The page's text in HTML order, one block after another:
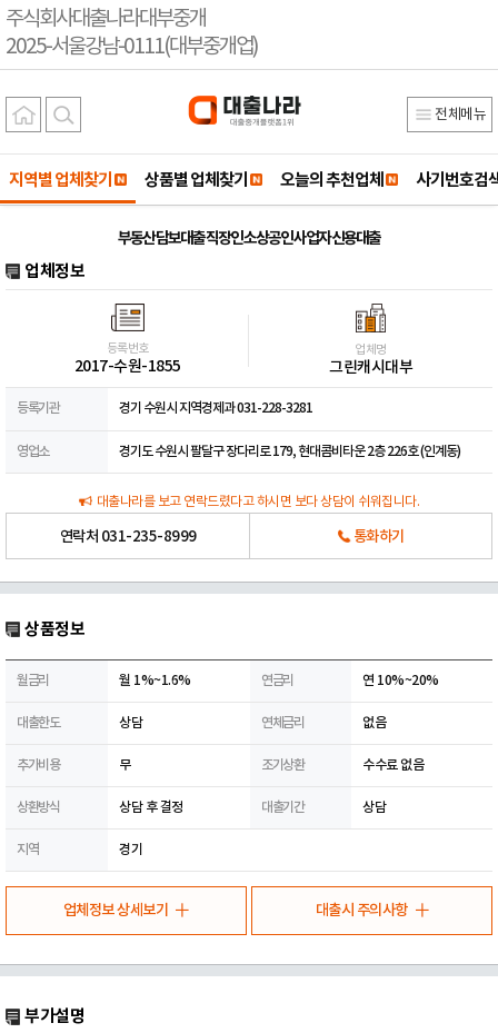
주식회사대출나라대부중개
2025-서울강남-0111(대부중개업)
전체메뉴
지역별 업체찾기 상품별 업체찾기 오늘의 추천업체 사기번호검
부동산 담보대출 직장인 소상공인 사업자 신용대출
업체정보
등록번호
2017-수원-1855
업체명
그린캐시대부
등록기관 경기 수원시 지역경제과 031-228-3281
영업소 경기도 수원시 팔달구 장다리로 179, 현대콤비타운 2층 226호 (인계동)
대출나라를 보고 연락드렸다고 하시면 보다 상담이 쉬워집니다.
연락처 031-235-8999 통화하기
상품정보
월금리 월 1%~1.6% 연금리 연 10%~20%
대출한도 상담 연체금리 없음
추가비용 무 조기상환 수수료 없음
상환방식 상담 후 결정 대출기간 상담
지역 경기
업체정보 상세보기 대출시 주의사항
부가설명